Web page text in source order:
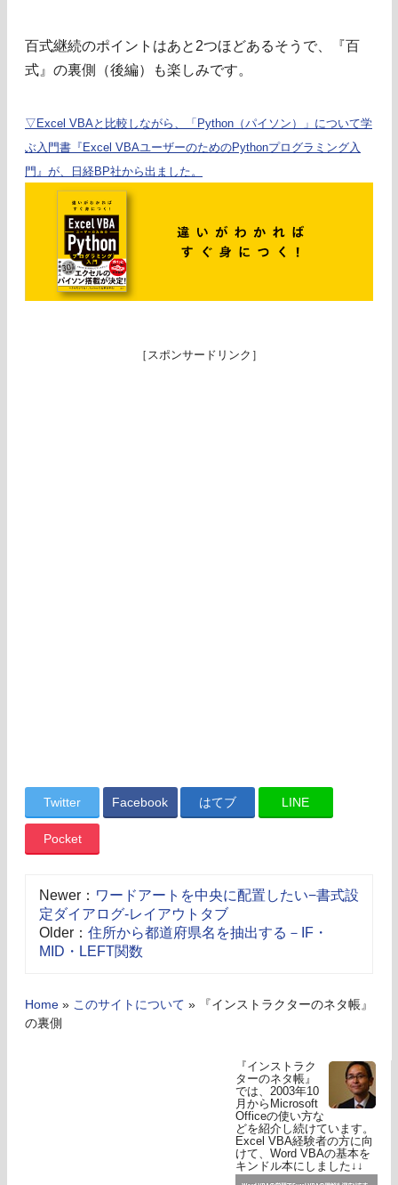
百式継続のポイントはあと2つほどあるそうで、『百
式』の裏側（後編）も楽しみです。
▽Excel VBAと比較しながら、「Python（パイソン）」について学
ぶ入門書『Excel VBAユーザーのためのPythonプログラミング入
門』が、日経BP社から出ました。
［スポンサードリンク］
Twitter Facebook はてブ LINE
Pocket
Newer： ワードアートを中央に配置したい−書式設
定ダイアログ-レイアウトタブ
Older： 住所から都道府県名を抽出する－IF・
MID・LEFT関数
Home » このサイトについて »
『インストラクターのネタ帳』
の裏側
『インストラク
ターのネタ帳』
では、2003年10
月からMicrosoft
Officeの使い方な
どを紹介し続けています。
Excel VBA経験者の方に向
けて、Word VBAの基本を
キンドル本にしました↓↓